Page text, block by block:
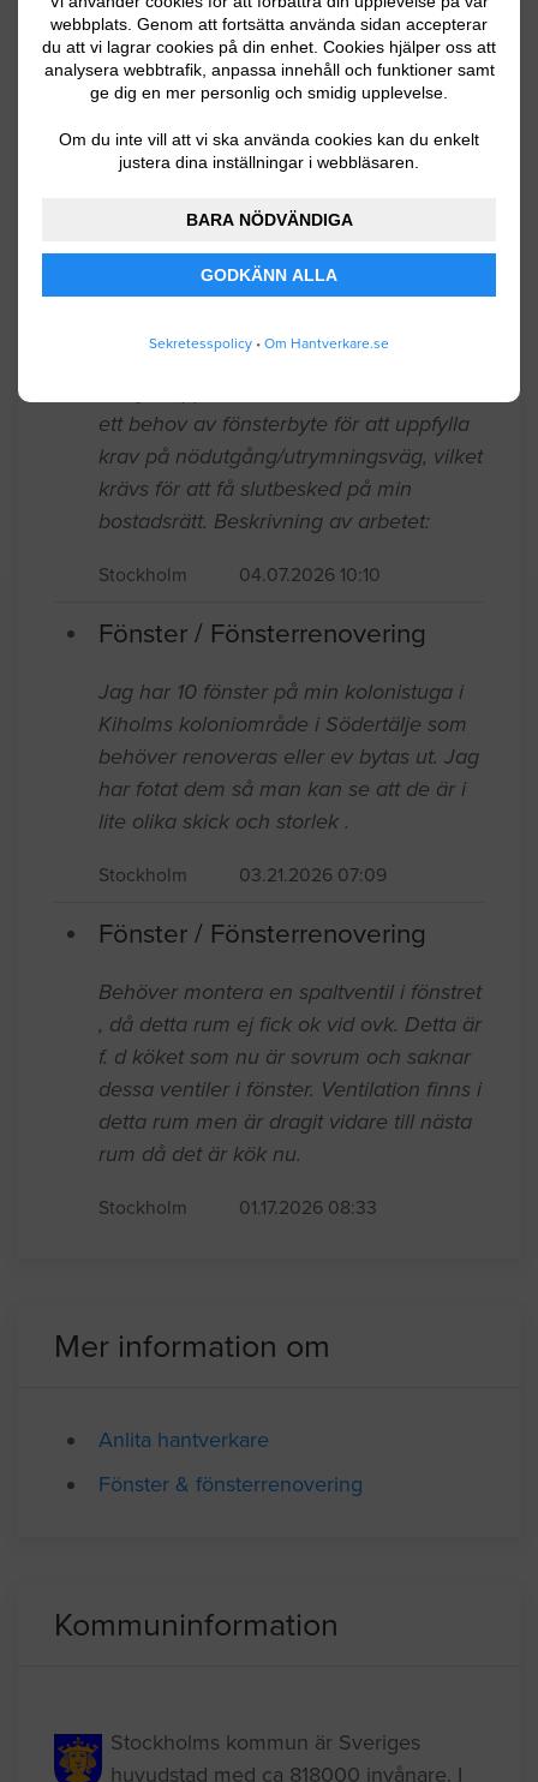
webbplats. Genom att fortsätta använda sidan accepterar
du att vi lagrar cookies på din enhet. Cookies hjälper oss att
analysera webbtrafik, anpassa innehåll och funktioner samt
ge dig en mer personlig och smidig upplevelse.
Om du inte vill att vi ska använda cookies kan du enkelt
justera dina inställningar i webbläsaren.
BARA NÖDVÄNDIGA
GODKÄNN ALLA
Sekretesspolicy • Om Hantverkare.se
persiennerna. Alltså enbart ta bort och
inte sätta in nya.
Stockholm 06.29.2026 13:06
Fönster / Fönsterrenovering
Hej! Vi är en brf på 10 lägenheter som
skulle vilja få en bedömning och offert
på fönsterrenovering. Huset är från 1944
Fönster / Fönsterrenovering
" Hej, Hoppas allt är bra med er! Vi har
ett behov av fönsterbyte för att uppfylla
krävs för att få slutbesked på min
bostadsrätt. Beskrivning av arbetet:
Fönster / Fönsterrenovering
Jag har 10 fönster på min kolonistuga i
Kiholms koloniområde i Södertälje som
har fotat dem så man kan se att de är i
lite olika skick och storlek .
Fönster / Fönsterrenovering
Behöver montera en spaltventil i fönstret
, då detta rum ej fick ok vid ovk. Detta är
f. d köket som nu är sovrum och saknar
detta rum men är dragit vidare till nästa
Mer information om
Kommuninformation